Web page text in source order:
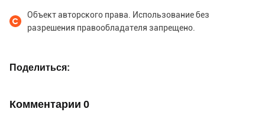
Объект авторского права. Использование без
разрешения правообладателя запрещено.
Поделиться
Комментарии 0